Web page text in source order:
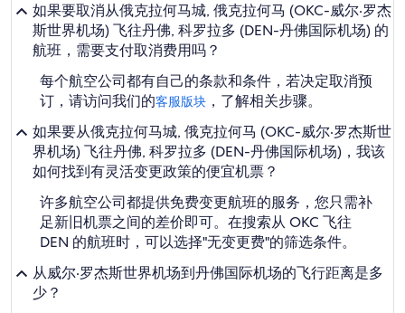
如果要取消从俄克拉何马城, 俄克拉何马 (OKC-威尔·罗杰
斯世界机场) 飞往丹佛, 科罗拉多 (DEN-丹佛国际机场) 的
航班，需要支付取消费用吗？
每个航空公司都有自己的条款和条件，若决定取消预
订，请访问我们的客服版块 ，了解相关步骤。
如果要从俄克拉何马城, 俄克拉何马 (OKC-威尔·罗杰斯世
界机场) 飞往丹佛, 科罗拉多 (DEN-丹佛国际机场)，我该
如何找到有灵活变更政策的便宜机票？
许多航空公司都提供免费变更航班的服务，您只需补
足新旧机票之间的差价即可。在搜索从 OKC 飞往
DEN 的航班时，可以选择"无变更费"的筛选条件。
从威尔·罗杰斯世界机场到丹佛国际机场的飞行距离是多
少？